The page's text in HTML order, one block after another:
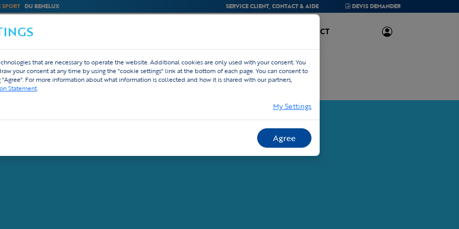
SPORT DU BENELUX SERVICE CLIENT, CONTACT & AIDE DEVISDEMANDER
BEDRIJVEN CONTACT
chez Tex.Vision
that are necessary to operate the website. Additional cookies are only used with your consent. You
your consent at any time by using the "cookie settings" link at the bottom of each page. You can consent to
For more information about what information is collected and how it is shared with our partners,
Statement.
My Settings
Agree